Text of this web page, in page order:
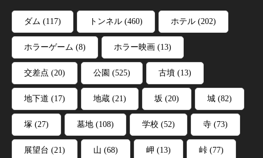
ダム (117) トンネル (460) ホテル (202)
ホラーゲーム (8) ホラー映画 (13)
交差点 (20) 公園 (525) 古墳 (13)
地下道 (17) 地蔵 (21) 坂 (20) 城 (82)
塚 (27) 墓地 (108) 学校 (52) 寺 (73)
展望台 (21) 山 (68) 岬 (13) 峠 (77)